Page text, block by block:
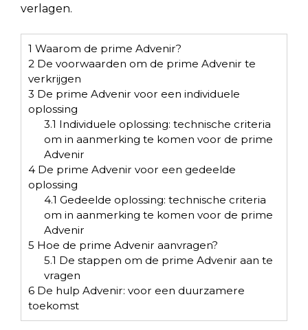
verlagen.
1 Waarom de prime Advenir?
2 De voorwaarden om de prime Advenir te
verkrijgen
3 De prime Advenir voor een individuele
oplossing
3.1 Individuele oplossing: technische criteria
om in aanmerking te komen voor de prime
Advenir
4 De prime Advenir voor een gedeelde
oplossing
4.1 Gedeelde oplossing: technische criteria
om in aanmerking te komen voor de prime
Advenir
5 Hoe de prime Advenir aanvragen?
5.1 De stappen om de prime Advenir aan te
vragen
6 De hulp Advenir: voor een duurzamere
toekomst